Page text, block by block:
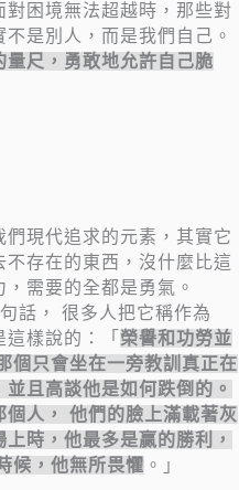
困境無法超越時，那些對
是別人，而是我們自己。
尺，勇敢地允許自己脆
現代追求的元素，其實它
存在的東西，沒什麼比這
需要的全都是勇氣。
話， 很多人把它稱作為
這樣說的：「 榮譽和功勞並
個只會坐在一旁教訓真正在
且高談他是如何跌倒的。
人， 他們的臉上滿載著灰
時，他最多是贏的勝利，
候，他無所畏懼 。」